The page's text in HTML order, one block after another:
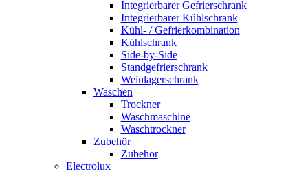
Integrierbarer Gefrierschrank
Integrierbarer Kühlschrank
Kühl- / Gefrierkombination
Kühlschrank
Side-by-Side
Standgefrierschrank
Weinlagerschrank
Waschen
Trockner
Waschmaschine
Waschtrockner
Zubehör
Zubehör
Electrolux